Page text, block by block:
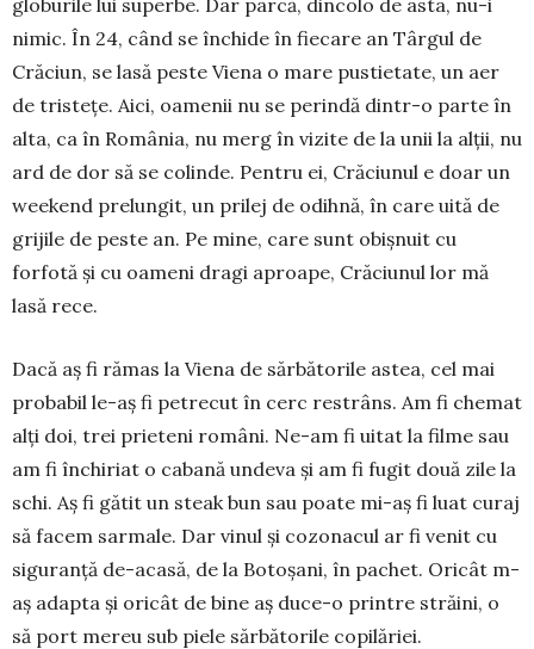
nimic. În 24, când se închide în fiecare an Târ­gul de
Crăciun, se lasă peste Viena o mare pustie­tate, un aer
de tristețe. Aici, oamenii nu se perindă din­tr-o parte în
alta, ca în România, nu merg în vi­zite de la unii la alții, nu
ard de dor să se colinde. Pentru ei, Crăciunul e doar un
weekend prelungit, un prilej de odihnă, în care uită de
grijile de peste an. Pe mine, care sunt obișnuit cu
forfotă și cu oa­meni dragi aproape, Crăciunul lor mă
lasă rece.
Dacă aș fi rămas la Viena de sărbătorile as­tea, cel mai
probabil le-aș fi petrecut în cerc restrâns. Am fi chemat
alți doi, trei prieteni români. Ne-am fi uitat la filme sau
am fi închiriat o cabană undeva și am fi fugit două zile la
schi. Aș fi gătit un steak bun sau poate mi-aș fi luat curaj
să facem sarmale. Dar vi­nul și cozonacul ar fi venit cu
siguranță de-acasă, de la Botoșani, în pachet. Oricât m-
aș adapta și oricât de bine aș duce-o printre stră­ini, o
să port mereu sub piele sărbătorile copilăriei.